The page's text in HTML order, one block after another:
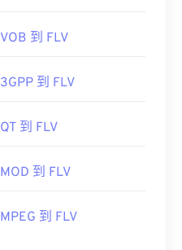
VOB 到 FLV
3GPP 到 FLV
QT 到 FLV
MOD 到 FLV
MPEG 到 FLV